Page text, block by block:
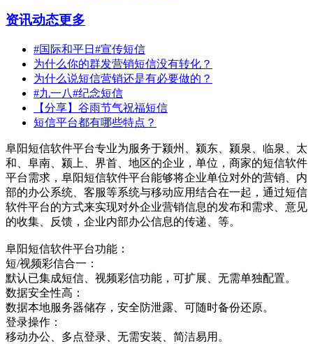
资讯动态更多
#国际和平日#宣传短信
为什么你的群发营销短信没有转化？
为什么说短信营销还是有必要做的？
#九一八#纪念短信
【分享】谷雨节气祝福短信
短信平台都有哪些特点？
阜阳短信软件平台专业为服务于颍州、颍东、颍泉、临泉、太
和、阜南、颍上、界首、地区的企业，单位，商家的短信软件
平台需求，阜阳短信软件平台能够将企业单位对外的营销、内
部的办公系统、客服等系统与移动应用结合在一起，通过短信
软件平台的方式来实现对外企业营销信息的发布和需求、意见
的收集、反馈，企业内部办公信息的传递、等。
阜阳短信软件平台功能：
短/视频彩信合一：
默认已集成短信、视频彩信功能，可扩展、无需单独配置。
数据安全性高：
数据本地服务器储存，安全防泄露、可随时备份还原。
登录操作：
移动办公、多点登录、无需安装、简洁易用。